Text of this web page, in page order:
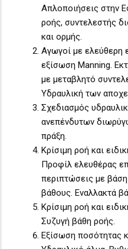
Απλοποιήσεις στην
ροής, συντελεστής
και ορμής.
Αγωγοί με ελεύθερη
εξίσωση Manning.
με μεταβλητό
Υδραυλική των
Σχεδιασμός
ανεπένδυτων
πράξη.
Κρίσιμη ροή και
Προφίλ ελευθέρας
περιπτώσεις με
βάθους. Εναλλακτά
Κρίσιμη ροή και
Συζυγή βάθη ροής.
Εξίσωση ποσότητας